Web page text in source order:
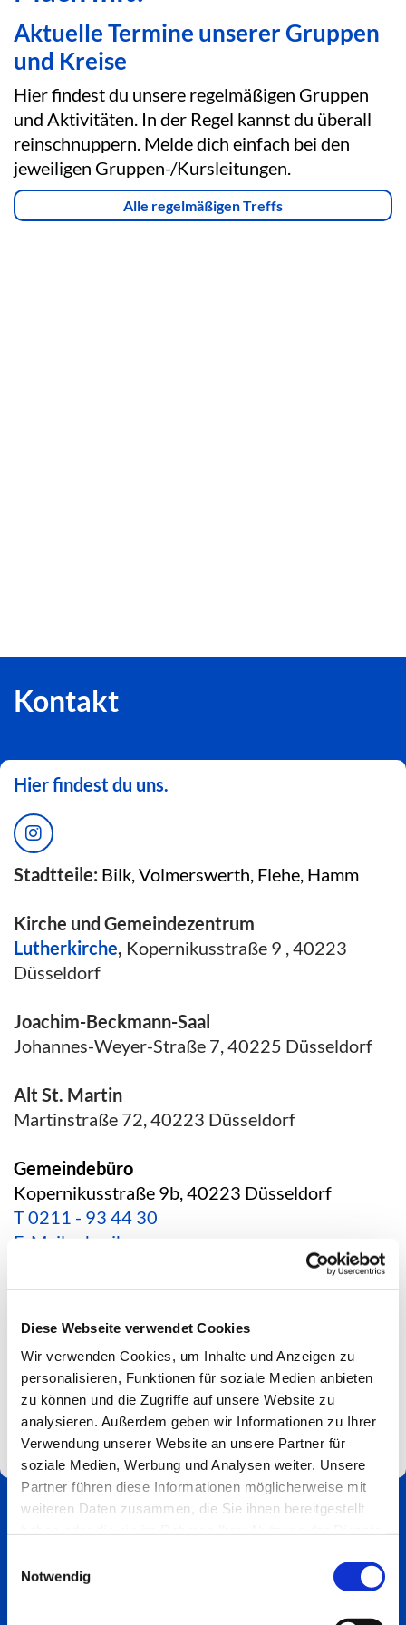
Diese Webseite verwendet Cookies
Wir verwenden Cookies, um Inhalte und Anzeigen zu
personalisieren, Funktionen für soziale Medien anbieten
zu können und die Zugriffe auf unsere Website zu
analysieren. Außerdem geben wir Informationen zu Ihrer
Verwendung unserer Website an unsere Partner für
soziale Medien, Werbung und Analysen weiter. Unsere
Partner führen diese Informationen möglicherweise mit
weiteren Daten zusammen, die Sie ihnen bereitgestellt
Notwendig
Aktuelle Termine unserer Gruppen
und Kreise
Hier findest du unsere regelmäßigen Gruppen
und Aktivitäten. In der Regel kannst du überall
reinschnuppern. Melde dich einfach bei den
jeweiligen Gruppen-/Kursleitungen.
Alle regelmäßigen Treffs
Kontakt
Hier findest du uns.
Stadtteile: Bilk, Volmerswerth, Flehe, Hamm
Kirche und Gemeindezentrum
Lutherkirche, Kopernikusstraße 9 , 40223
Düsseldorf
Joachim-Beckmann-Saal
Johannes-Weyer-Straße 7, 40225 Düsseldorf
Alt St. Martin
Martinstraße 72, 40223 Düsseldorf
Gemeindebüro
Kopernikusstraße 9b, 40223 Düsseldorf
T0211 - 93 44 30
E-Mail schreiben
*Aktuelle Hinweise zur Erreichbarkeit findest du
hier*
Spendenkonto
Impressum